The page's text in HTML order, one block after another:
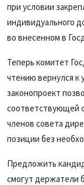
при условии
индивидуального
во внесенном в
Теперь комитет
чтению вернулся
законопроект
соответствующей
членов совета
позиции без
Предложить
смогут держатели